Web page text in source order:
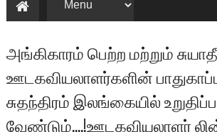
அங்கிகாரம் பெற்ற மற்றும்
ஊடகவியலாளர்களின்
சுதந்திரம் இலங்கையில்
வேண்டும்....!ஊடகவியலாளர்